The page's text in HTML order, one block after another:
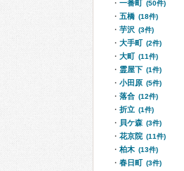
一番町 (50件)
五橋 (18件)
芋沢 (3件)
大手町 (2件)
大町 (11件)
霊屋下 (1件)
小田原 (5件)
落合 (12件)
折立 (1件)
貝ケ森 (3件)
花京院 (11件)
柏木 (13件)
春日町 (3件)